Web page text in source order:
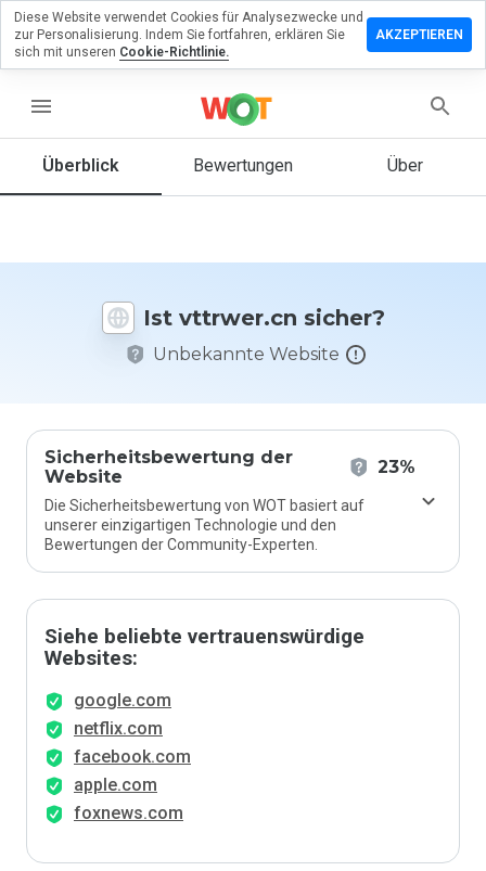
menu
Überblick Bewertungen Über
Ist vttrwer.cn sicher?
Unbekannte Website
Sicherheitsbewertung der
Website
23%
Die Sicherheitsbewertung von WOT basiert auf
unserer einzigartigen Technologie und den
Bewertungen der Community-Experten.
Siehe beliebte vertrauenswürdige
Websites:
google.com
netflix.com
facebook.com
apple.com
foxnews.com
eine
Sie diese
Diese Website verwendet Cookies für Analysezwecke und
zur Personalisierung. Indem Sie fortfahren, erklären Sie
sich mit unseren Cookie-Richtlinie.
AKZEPTIEREN